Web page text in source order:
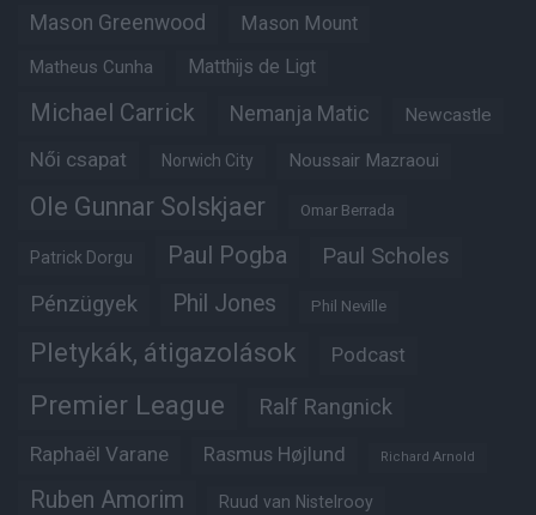
Mason Greenwood Mason Mount
Matheus Cunha Matthijs de Ligt
Michael Carrick Nemanja Matic Newcastle
Női csapat Norwich City Noussair Mazraoui
Ole Gunnar Solskjaer Omar Berrada
Patrick Dorgu Paul Pogba Paul Scholes
Pénzügyek Phil Jones Phil Neville
Pletykák, átigazolások Podcast
Premier League Ralf Rangnick
Raphaël Varane Rasmus Højlund Richard Arnold
Ruben Amorim Ruud van Nistelrooy